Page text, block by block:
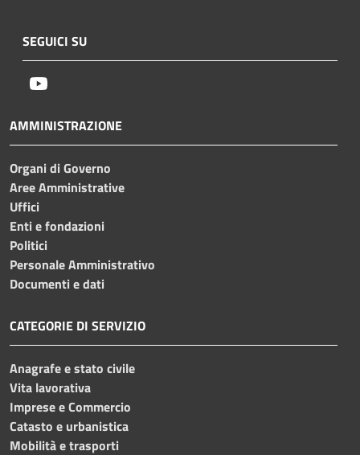
SEGUICI SU
AMMINISTRAZIONE
Organi di Governo
Aree Amministrative
Uffici
Enti e fondazioni
Politici
Personale Amministrativo
Documenti e dati
CATEGORIE DI SERVIZIO
Anagrafe e stato civile
Vita lavorativa
Imprese e Commercio
Catasto e urbanistica
Mobilità e trasporti